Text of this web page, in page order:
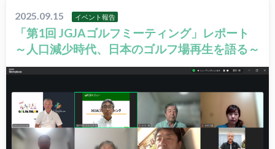
2025.09.15 イベント報告
「第1回 JGJAゴルフミーティング」レポート
～人口減少時代、日本のゴルフ場再生を語る～